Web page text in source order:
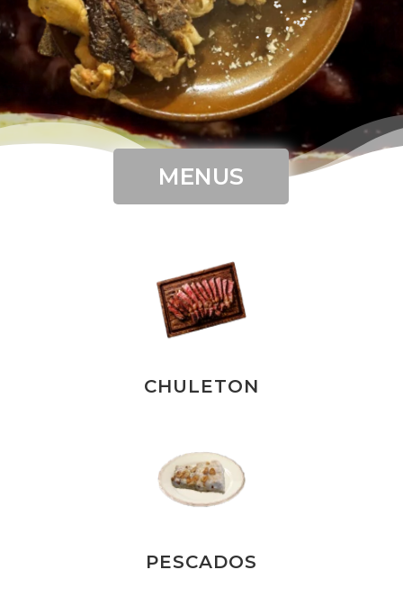
MENUS
CHULETON
PESCADOS